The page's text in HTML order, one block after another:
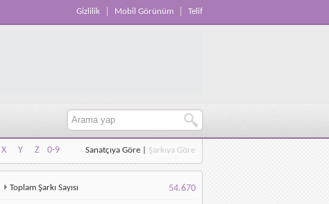
Gizlilik Mobil Görünüm Telif
X Y Z
0-9
X Y Z 0-9
Sanatçıya Göre Şarkıya Göre
Toplam Şarkı Sayısı 54.670